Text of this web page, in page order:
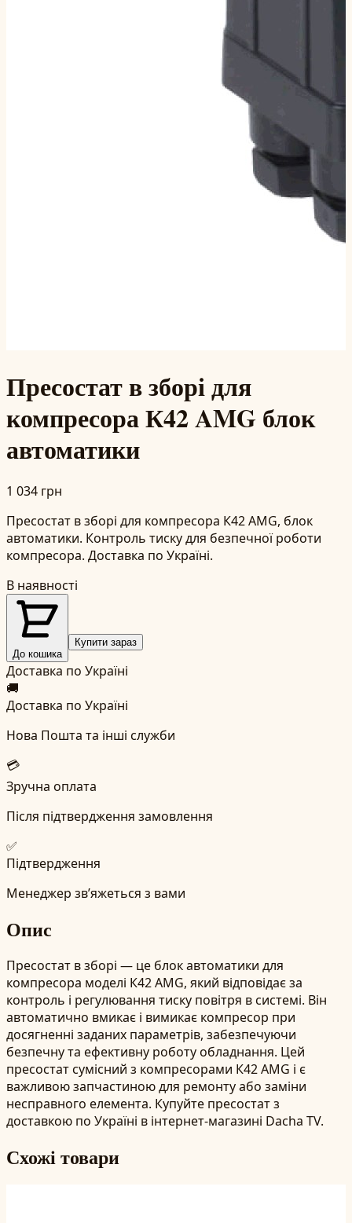
Пресостат в зборі для
компресора К42 AMG блок
автоматики
1 034 грн
Пресостат в зборі для компресора К42 AMG, блок
автоматики. Контроль тиску для безпечної роботи
компресора. Доставка по Україні.
В наявності
До кошика
Купити зараз
Доставка по Україні
🚚
Доставка по Україні
Нова Пошта та інші служби
💳
Зручна оплата
Після підтвердження замовлення
✅
Підтвердження
Менеджер зв’яжеться з вами
Опис
Пресостат в зборі — це блок автоматики для
компресора моделі К42 AMG, який відповідає за
контроль і регулювання тиску повітря в системі. Він
автоматично вмикає і вимикає компресор при
досягненні заданих параметрів, забезпечуючи
безпечну та ефективну роботу обладнання. Цей
пресостат сумісний з компресорами К42 AMG і є
важливою запчастиною для ремонту або заміни
несправного елемента. Купуйте пресостат з
доставкою по Україні в інтернет-магазині Dacha TV.
Схожі товари